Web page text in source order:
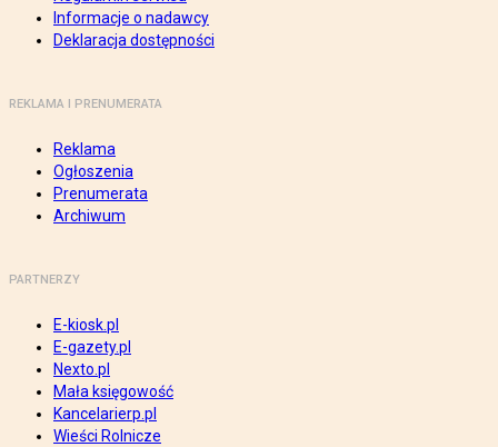
Informacje o nadawcy
Deklaracja dostępności
REKLAMA I PRENUMERATA
Reklama
Ogłoszenia
Prenumerata
Archiwum
PARTNERZY
E-kiosk.pl
E-gazety.pl
Nexto.pl
Mała księgowość
Kancelarierp.pl
Wieści Rolnicze